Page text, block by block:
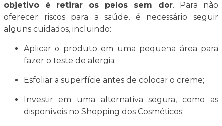
objetivo é retirar os pelos sem dor. Para não
oferecer riscos para a saúde, é necessário seguir
alguns cuidados, incluindo:
Aplicar o produto em uma pequena área para
fazer o teste de alergia;
Esfoliar a superfície antes de colocar o creme;
Investir em uma alternativa segura, como as
disponíveis no Shopping dos Cosméticos;